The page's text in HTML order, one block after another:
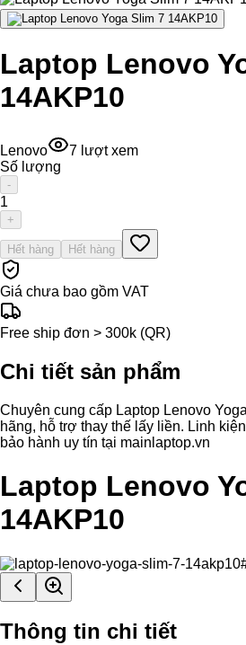
Laptop Lenovo
14AKP10
Lenovo 7 lượt xem
Số lượng
-
1
+
Hết hàng Hết hàng
Giá chưa bao gồm VAT
Free ship đơn > 300k (QR)
Chi tiết sản phẩm
Chuyên cung cấp Laptop Lenovo
hãng, hỗ trợ thay thế lấy liền. Linh
bảo hành uy tín tại mainlaptop.vn
Laptop Lenovo
14AKP10
Thông tin chi tiết